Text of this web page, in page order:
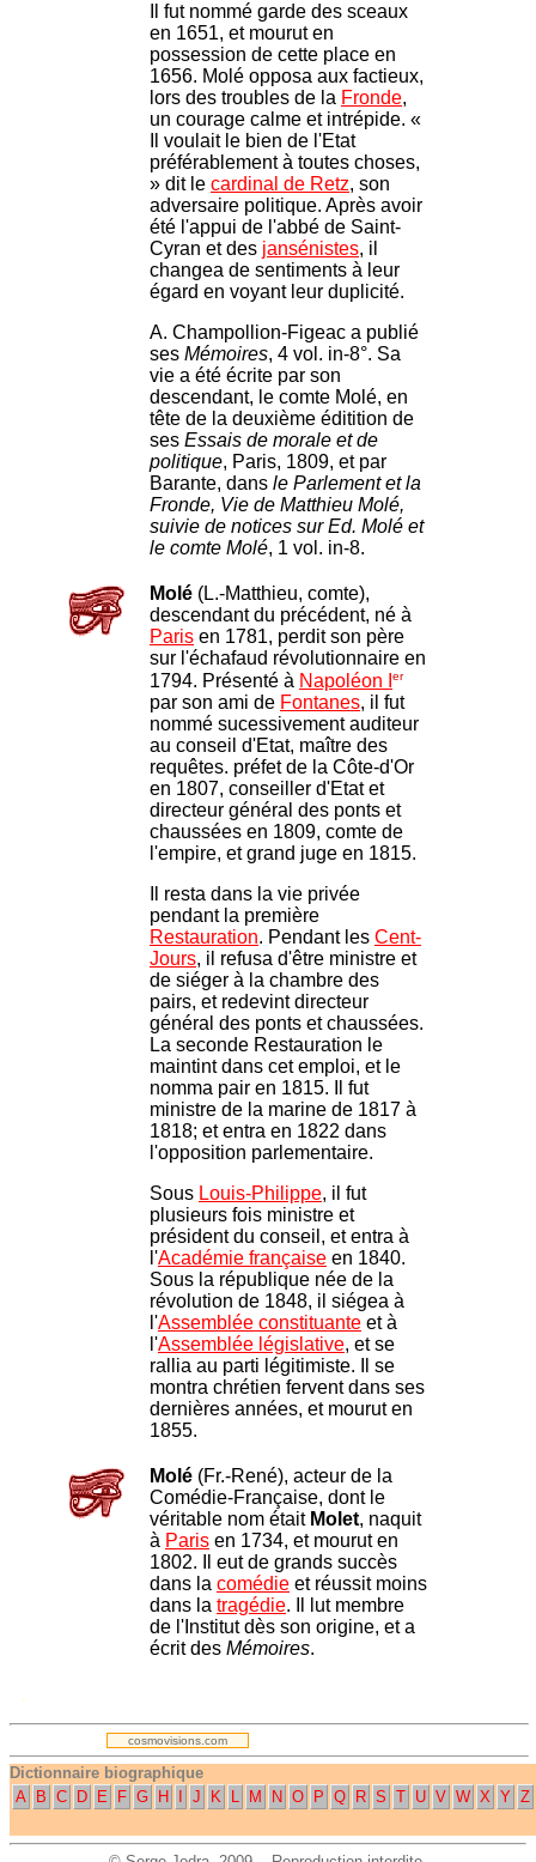
Il fut nommé garde des sceaux
en 1651, et mourut en
possession de cette place en
1656. Molé opposa aux factieux,
lors des troubles de la Fronde,
un courage calme et intrépide. «
Il voulait le bien de l'Etat
préférablement à toutes choses,
» dit le cardinal de Retz, son
adversaire politique. Après avoir
été l'appui de l'abbé de Saint-
Cyran et des jansénistes, il
changea de sentiments à leur
égard en voyant leur duplicité.
A. Champollion-Figeac a publié
ses Mémoires, 4 vol. in-8°. Sa
vie a été écrite par son
descendant, le comte Molé, en
tête de la deuxième éditition de
ses Essais de morale et de
politique, Paris, 1809, et par
Barante, dans le Parlement et la
Fronde, Vie de Matthieu Molé,
suivie de notices sur Ed. Molé et
le comte Molé, 1 vol. in-8.
Molé (L.-Matthieu, comte),
descendant du précédent, né à
Paris en 1781, perdit son père
sur l'échafaud révolutionnaire en
1794. Présenté à Napoléon I er
par son ami de Fontanes, il fut
nommé sucessivement auditeur
au conseil d'Etat, maître des
requêtes. préfet de la Côte-d'Or
en 1807, conseiller d'Etat et
directeur général des ponts et
chaussées en 1809, comte de
l'empire, et grand juge en 1815.
Il resta dans la vie privée
pendant la première
Restauration. Pendant les Cent-
Jours, il refusa d'être ministre et
de siéger à la chambre des
pairs, et redevint directeur
général des ponts et chaussées.
La seconde Restauration le
maintint dans cet emploi, et le
nomma pair en 1815. Il fut
ministre de la marine de 1817 à
1818; et entra en 1822 dans
l'opposition parlementaire.
Sous Louis-Philippe, il fut
plusieurs fois ministre et
président du conseil, et entra à
l'Académie française en 1840.
Sous la république née de la
révolution de 1848, il siégea à
l'Assemblée constituante et à
l'Assemblée législative, et se
rallia au parti légitimiste. Il se
montra chrétien fervent dans ses
dernières années, et mourut en
1855.
Molé (Fr.-René), acteur de la
Comédie-Française, dont le
véritable nom était Molet, naquit
à Paris en 1734, et mourut en
1802. Il eut de grands succès
dans la comédie et réussit moins
dans la tragédie. Il lut membre
de l'Institut dès son origine, et a
écrit des Mémoires.
.
cosmovisions.com
Dictionnaire biographique
A
B C D E F G H J K L M N O P Q R S T U V W X Y Z